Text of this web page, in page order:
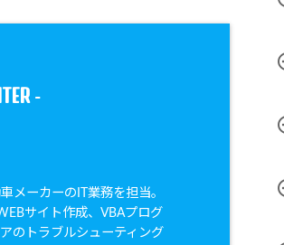
-
メーカーのIT業務を担当。
サイト作成、VBAプログ
のトラブルシューティング